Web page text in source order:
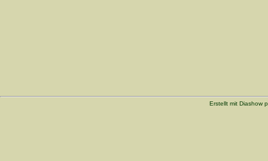
Erstellt mit Diashow